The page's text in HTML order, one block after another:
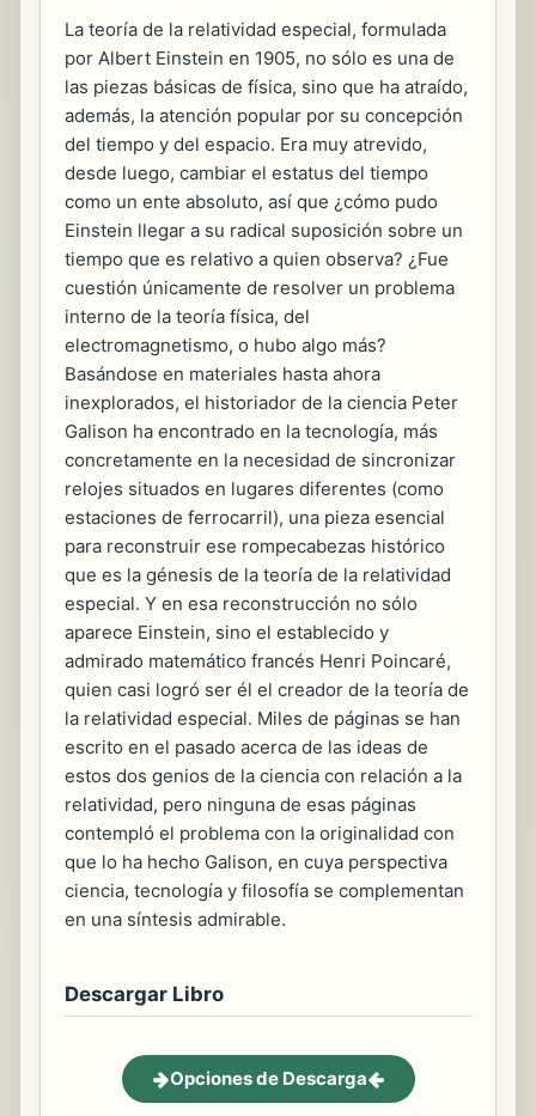
La teoría de la relatividad especial, formulada
por Albert Einstein en 1905, no sólo es una de
las piezas básicas de física, sino que ha atraído,
además, la atención popular por su concepción
del tiempo y del espacio. Era muy atrevido,
desde luego, cambiar el estatus del tiempo
como un ente absoluto, así que ¿cómo pudo
Einstein llegar a su radical suposición sobre un
tiempo que es relativo a quien observa? ¿Fue
cuestión únicamente de resolver un problema
interno de la teoría física, del
electromagnetismo, o hubo algo más?
Basándose en materiales hasta ahora
inexplorados, el historiador de la ciencia Peter
Galison ha encontrado en la tecnología, más
concretamente en la necesidad de sincronizar
relojes situados en lugares diferentes (como
estaciones de ferrocarril), una pieza esencial
para reconstruir ese rompecabezas histórico
que es la génesis de la teoría de la relatividad
especial. Y en esa reconstrucción no sólo
aparece Einstein, sino el establecido y
admirado matemático francés Henri Poincaré,
quien casi logró ser él el creador de la teoría de
la relatividad especial. Miles de páginas se han
escrito en el pasado acerca de las ideas de
estos dos genios de la ciencia con relación a la
relatividad, pero ninguna de esas páginas
contempló el problema con la originalidad con
que lo ha hecho Galison, en cuya perspectiva
ciencia, tecnología y filosofía se complementan
en una síntesis admirable.
Descargar Libro
Opciones de Descarga